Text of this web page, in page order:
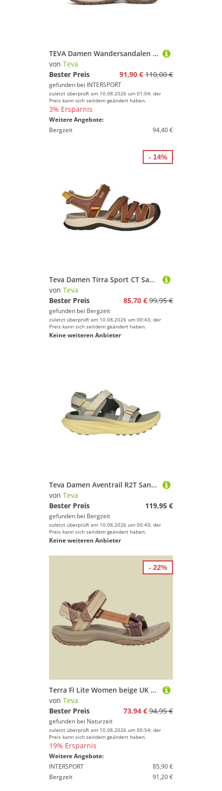
TEVA Damen Wandersandalen TIRRA LEDER
von Teva
Bester Preis
91,90 € 110,00 €
gefunden bei INTERSPORT
zuletzt überprüft am 10.08.2026 um 01:04; der
Preis kann sich seitdem geändert haben.
3% Ersparnis
Weitere Angebote:
Bergzeit
94,40 €
Teva Damen Tirra Sport CT Sandale
von Teva
Bester Preis
85,70 € 99,95 €
gefunden bei Bergzeit
zuletzt überprüft am 10.08.2026 um 00:43; der
Preis kann sich seitdem geändert haben.
Keine weiteren Anbieter
- 14%
Teva Damen Aventrail R2T Sandale
von Teva
Bester Preis
119,95 €
gefunden bei Bergzeit
zuletzt überprüft am 10.08.2026 um 00:43; der
Preis kann sich seitdem geändert haben.
Keine weiteren Anbieter
Terra Fi Lite Women beige UK 6 - incence/ lion
von Teva
Bester Preis
73,94 € 94,95 €
gefunden bei Naturzeit
zuletzt überprüft am 10.08.2026 um 00:54; der
Preis kann sich seitdem geändert haben.
19% Ersparnis
Weitere Angebote:
INTERSPORT
85,90 €
Bergzeit
91,20 €
- 22%